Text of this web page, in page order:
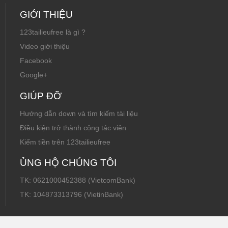
GIỚI THIỆU
123tailieufree là gì ?
Video giới thiệu
Facebook
Google+
GIÚP ĐỠ
Hướng dẫn down và tìm kiếm tài liệu
Điều kiện trở thành cộng tác viên
Kiếm tiền trên 123tailieufree
ỦNG HỘ CHÚNG TÔI
TK: 0621000452388 (VietcomBank)
TK: 104873313796 (VietinBank)